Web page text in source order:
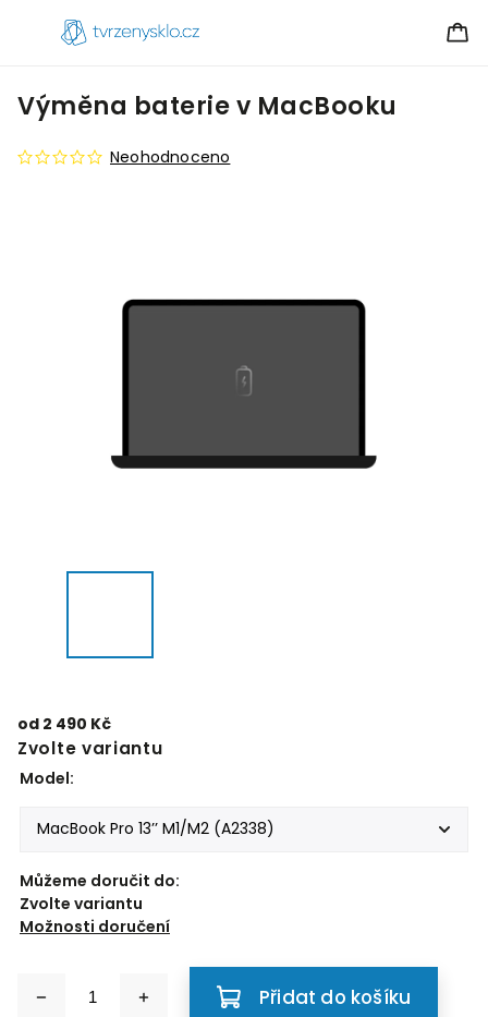
Výměna baterie v MacBooku
Neohodnoceno
od 2 490 Kč
Zvolte variantu
Model:
Můžeme doručit do:
Zvolte variantu
Možnosti doručení
Přidat do košíku